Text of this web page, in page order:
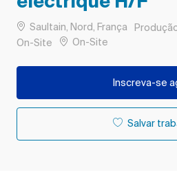
Localização
Saultain, Nord, França
On-Site
Remote
On-Site
Inscreva-se
Salvar